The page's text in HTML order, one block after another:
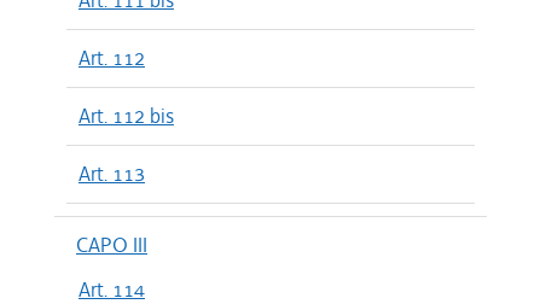
Art. 112
Art. 112 bis
Art. 113
CAPO III
Art. 114